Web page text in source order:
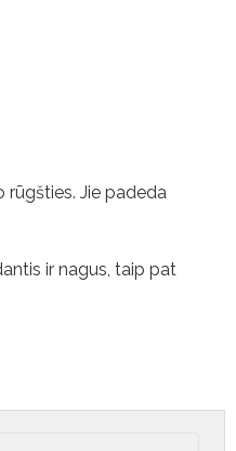
rūgšties. Jie padeda
ir nagus, taip pat